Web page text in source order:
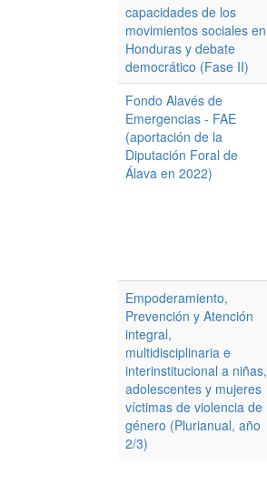
capacidades de los
movimientos sociales en
Honduras y debate
democrático (Fase II)
Fondo Alavés de
Emergencias - FAE
(aportación de la
Diputación Foral de
Álava en 2022)
Empoderamiento,
Prevención y Atención
integral,
multidisciplinaria e
interinstitucional a niñas,
adolescentes y mujeres
víctimas de violencia de
género (Plurianual, año
2/3)